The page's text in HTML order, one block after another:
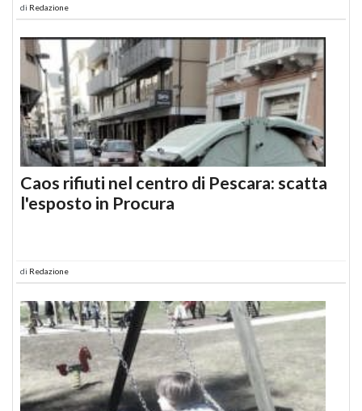
di Redazione
Caos rifiuti nel centro di Pescara: scatta
l'esposto in Procura
di Redazione